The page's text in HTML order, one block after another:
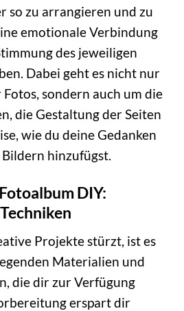
so zu arrangieren und zu
emotionale Verbindung
des jeweiligen
Dabei geht es nicht nur
sondern auch um die
die Gestaltung der Seiten
wie du deine Gedanken
hinzufügst.
DIY:
Projekte stürzt, ist es
Materialien und
die dir zur Verfügung
erspart dir